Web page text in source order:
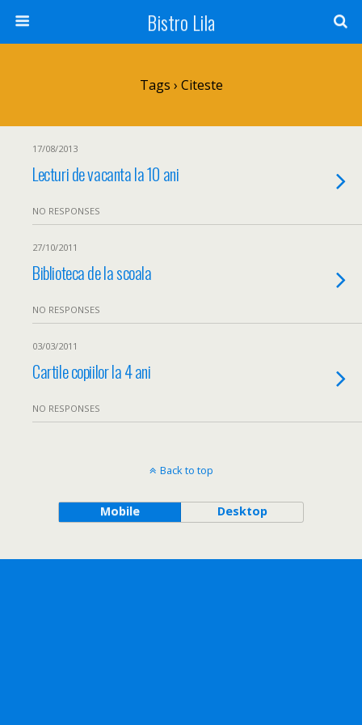
Bistro Lila
Tags › Citeste
17/08/2013
Lecturi de vacanta la 10 ani
NO RESPONSES
27/10/2011
Biblioteca de la scoala
NO RESPONSES
03/03/2011
Cartile copiilor la 4 ani
NO RESPONSES
Back to top
Mobile Desktop